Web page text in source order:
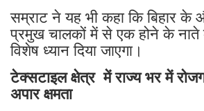
सम्राट ने यह भी कहा कि बिहार के
प्रमुख चालकों में से एक होने के नाते
विशेष ध्यान दिया जाएगा।
टेक्सटाइल क्षेत्र में राज्य भर में
अपार क्षमता